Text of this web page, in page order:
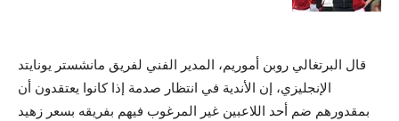
قال البرتغالي روبن أموريم، المدير الفني لفريق مانشستر يونايتد
الإنجليزي، إن الأندية في انتظار صدمة إذا كانوا يعتقدون أن
بمقدورهم ضم أحد اللاعبين غير المرغوب فيهم بفريقه بسعر زهيد